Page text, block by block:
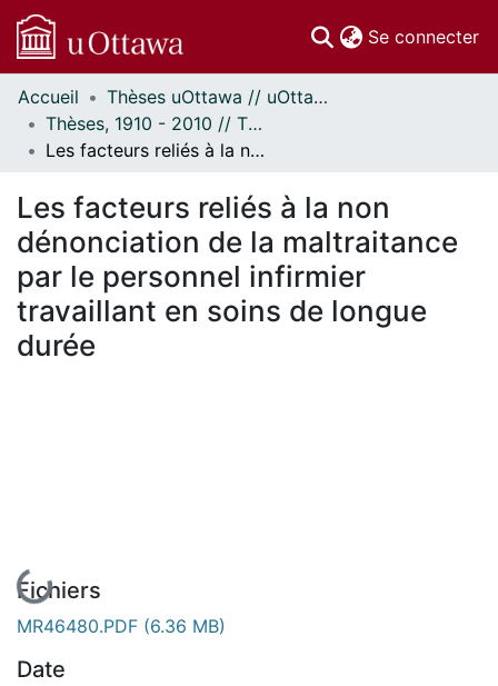
Se connecter
Communautés
et collections
Parcourir
À propos
Accueil
Thèses uOttawa // uOttawa Theses
Thèses, 1910 - 2010 // Theses, 1910 - 2010
Les facteurs reliés à la non dénonciation de la maltraitance par le personnel infirmier travaillant en soins de longue durée
Les facteurs reliés à la non
dénonciation de la maltraitance
par le personnel infirmier
travaillant en soins de longue
durée
En cours de chargement...
Fichiers
MR46480.PDF (6.36 MB)
Date